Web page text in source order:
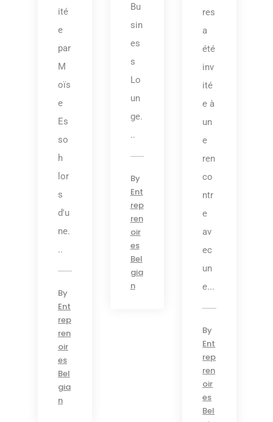
ité
e
par
M
oïs
e
Es
so
h
lor
s
d'u
ne.
..
By
Ent
rep
ren
oir
es
Bel
gia
n
Bu
sin
es
s
Lo
un
ge.
..
By
Ent
rep
ren
oir
es
Bel
gia
n
res
a
été
inv
ité
e à
un
e
ren
co
ntr
e
av
ec
un
e...
By
Ent
rep
ren
oir
es
Bel